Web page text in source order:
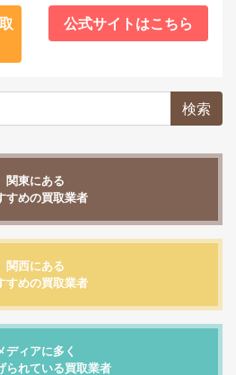
公式サイトはこちら
検索
関東にある
すめの買取業者
関西にある
すめの買取業者
ディアに多く
られている買取業者